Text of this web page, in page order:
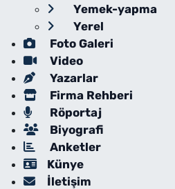
Yemek-yapma
Yerel
Foto Galeri
Video
Yazarlar
Firma Rehberi
Röportaj
Biyografi
Anketler
Künye
İletişim